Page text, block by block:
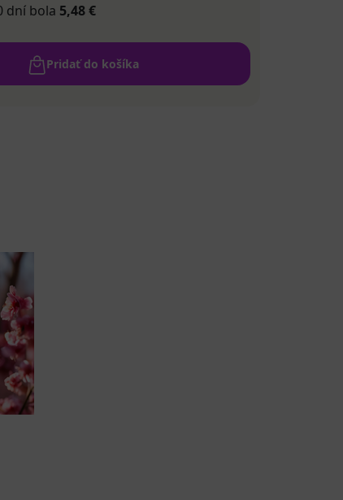
dní bola 5,48 €
Pridať do košíka